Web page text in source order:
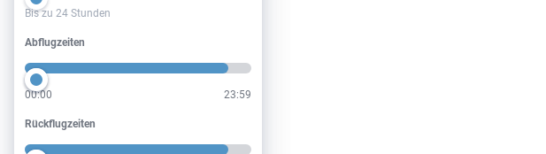
Bis zu 24 Stunden
Abflugzeiten
Abflugzeiten
00:00 23:59
Rückflugzeiten
Rückflugzeiten